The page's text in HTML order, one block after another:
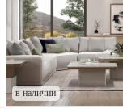
в наличии